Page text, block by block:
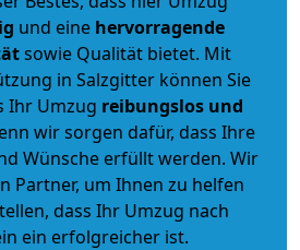
und eine hervorragende
sowie Qualität bietet. Mit
in Salzgitter können Sie
Ihr Umzug reibungslos und
wir sorgen dafür, dass Ihre
Wünsche erfüllt werden. Wir
Partner, um Ihnen zu helfen
dass Ihr Umzug nach
ein erfolgreicher ist.